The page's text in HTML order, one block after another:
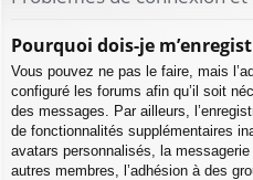
Pourquoi dois-je
Vous pouvez ne pas le faire, mais
configuré les forums afin qu’il soit
des messages. Par ailleurs,
de fonctionnalités supplémentaires
avatars personnalisés, la
autres membres, l’adhésion à des